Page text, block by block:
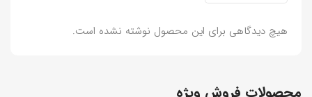
هیچ دیدگاهی برای این محصول نوشته نشده است.
محصولات فروش ویژه